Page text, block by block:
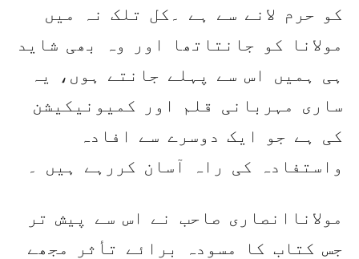
کو حرم لانے سے ہے ۔کل تلک نہ میں
مولانا کو جانتاتھا اور وہ بھی شاید
ہی ہمیں اس سے پہلے جانتے ہوں، یہ
ساری مہربانی قلم اور کمیونیکیشن
کی ہے جو ایک دوسرے سے افادہ
واستفادہ کی راہ آسان کررہے ہیں ۔
مولاناانصاری صاحب نے اس سے پیش تر
جس کتاب کا مسودہ برائے تأثر مجھے